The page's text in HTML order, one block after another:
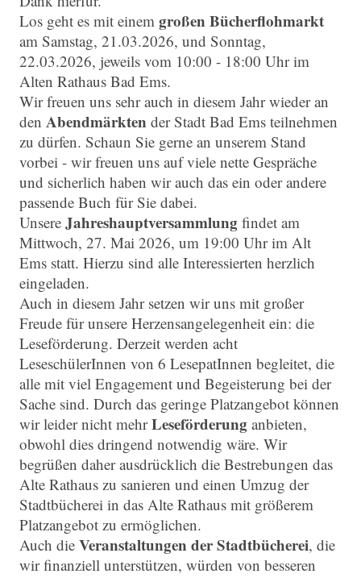
Los geht es mit einem großen Bücherflohmarkt
am Samstag, 21.03.2026, und Sonntag,
22.03.2026, jeweils vom 10:00 - 18:00 Uhr im
Alten Rathaus Bad Ems.
Wir freuen uns sehr auch in diesem Jahr wieder an
den Abendmärkten der Stadt Bad Ems teilnehmen
zu dürfen. Schaun Sie gerne an unserem Stand
vorbei - wir freuen uns auf viele nette Gespräche
und sicherlich haben wir auch das ein oder andere
passende Buch für Sie dabei.
Unsere Jahreshauptversammlung findet am
Mittwoch, 27. Mai 2026, um 19:00 Uhr im Alt
Ems statt. Hierzu sind alle Interessierten herzlich
eingeladen.
Auch in diesem Jahr setzen wir uns mit großer
Freude für unsere Herzensangelegenheit ein: die
Leseförderung. Derzeit werden acht
LeseschülerInnen von 6 LesepatInnen begleitet, die
alle mit viel Engagement und Begeisterung bei der
Sache sind. Durch das geringe Platzangebot können
wir leider nicht mehrLeseförderung anbieten,
obwohl dies dringend notwendig wäre. Wir
begrüßen daher ausdrücklich die Bestrebungen das
Alte Rathaus zu sanieren und einen Umzug der
Stadtbücherei in das Alte Rathaus mit größerem
Platzangebot zu ermöglichen.
Auch die Veranstaltungen der Stadtbücherei, die
wir finanziell unterstützen, würden von besseren